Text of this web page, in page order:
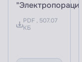
"Электропорация"
PDF , 507.07
КБ